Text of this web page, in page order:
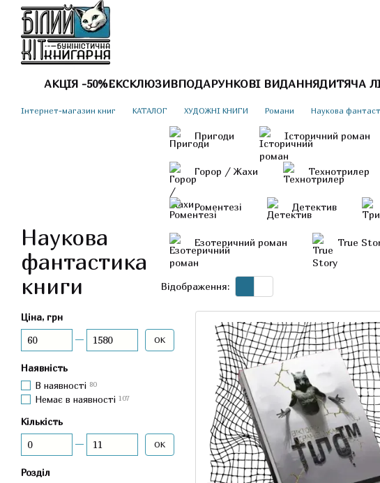
Перейти до основного контенту
АКЦІЯ -50%ЕКСКЛЮЗИВПОДАРУНКОВІ ВИДАННЯДИТЯЧА
Інтернет-магазин книг КАТАЛОГ ХУДОЖНІ КНИГИ Романи Наукова
Наукова
фантастика
книги
Пригоди Історичний роман
Горор / Жахи Технотрилер
Роментезі Детектив
Езотеричний роман True
Відображення:
Ціна, грн
Від Ціна, грн
До Ціна, грн ОК
Наявність
В наявності 80
Немає в наявності 107
Кількість
Від Кількість
До Кількість ОК
Розділ